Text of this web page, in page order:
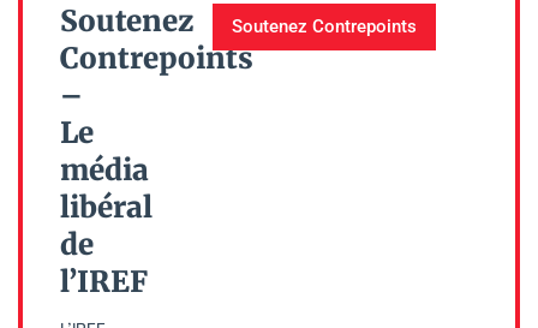
Soutenez
Contrepoints
–
Le
média
libéral
de
l’IREF
Soutenez Contrepoints